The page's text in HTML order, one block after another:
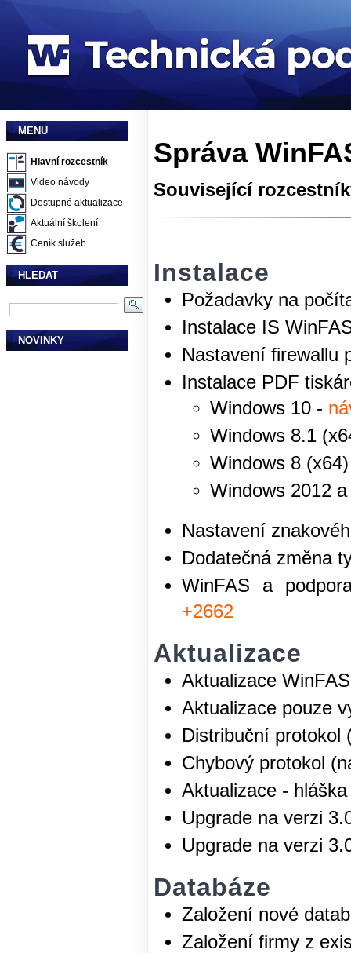
MENU
Hlavní rozcestník
Video návody
Dostupné aktualizace
Aktuální školení
Ceník služeb
HLEDAT
NOVINKY
Správa
Související
Instalace
Požadavky na
Instalace IS
Nastavení firewallu
Instalace PDF
Windows 10 -
Windows 8.1
Windows 8
Windows 2012
Nastavení
Dodatečná změna
WinFAS a
+2662
Aktualizace
Aktualizace
Aktualizace pouze
Distribuční
Chybový protokol
Aktualizace -
Upgrade na verzi
Upgrade na verzi
Databáze
Založení nové
Založení firmy z